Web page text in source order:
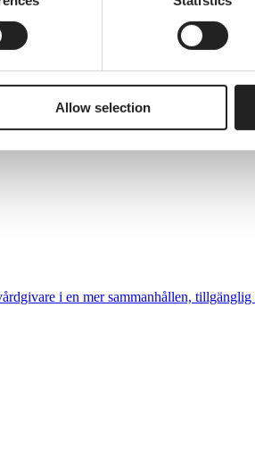
Allow selection
i en mer sammanhållen,